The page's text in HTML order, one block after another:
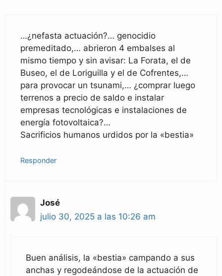
…¿nefasta actuación?… genocidio
premeditado,… abrieron 4 embalses al
mismo tiempo y sin avisar: La Forata, el de
Buseo, el de Loriguilla y el de Cofrentes,…
para provocar un tsunami,… ¿comprar luego
terrenos a precio de saldo e instalar
empresas tecnológicas e instalaciones de
energía fotovoltaica?…
Sacrificios humanos urdidos por la «bestia»
Responder
José
julio 30, 2025 a las 10:26 am
Buen análisis, la «bestia» campando a sus
anchas y regodeándose de la actuación de